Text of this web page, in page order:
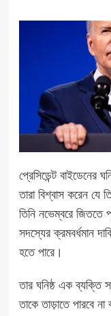
প্রেসিডেন্ট বাইডেনের
তারা বিশ্বাস করেন যে
তিনি নভেম্বরে জিততে
সদস্যের ক্রমবর্ধমান
হতে পারে।
তার ঘনিষ্ঠ এক ব্যক্তি
তাকে তাড়াতে পারবে